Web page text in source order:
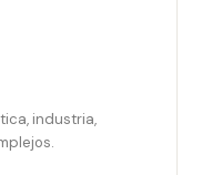
industria,